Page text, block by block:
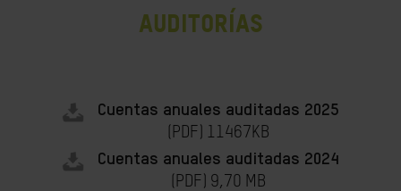
AUDITORÍAS
Cuentas anuales auditadas 2025
(PDF) 11467KB
Cuentas anuales auditadas 2024
(PDF) 9,70 MB